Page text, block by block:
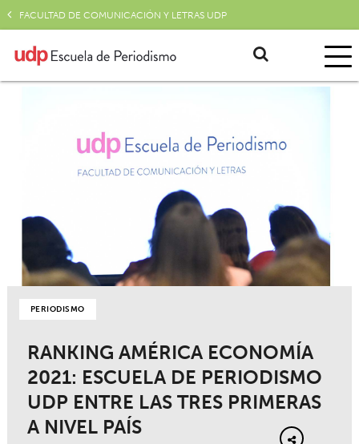
FACULTAD DE COMUNICACIÓN Y LETRAS UDP
PERIODISMO
RANKING AMÉRICA ECONOMÍA
2021: ESCUELA DE PERIODISMO
UDP ENTRE LAS TRES PRIMERAS
A NIVEL PAÍS